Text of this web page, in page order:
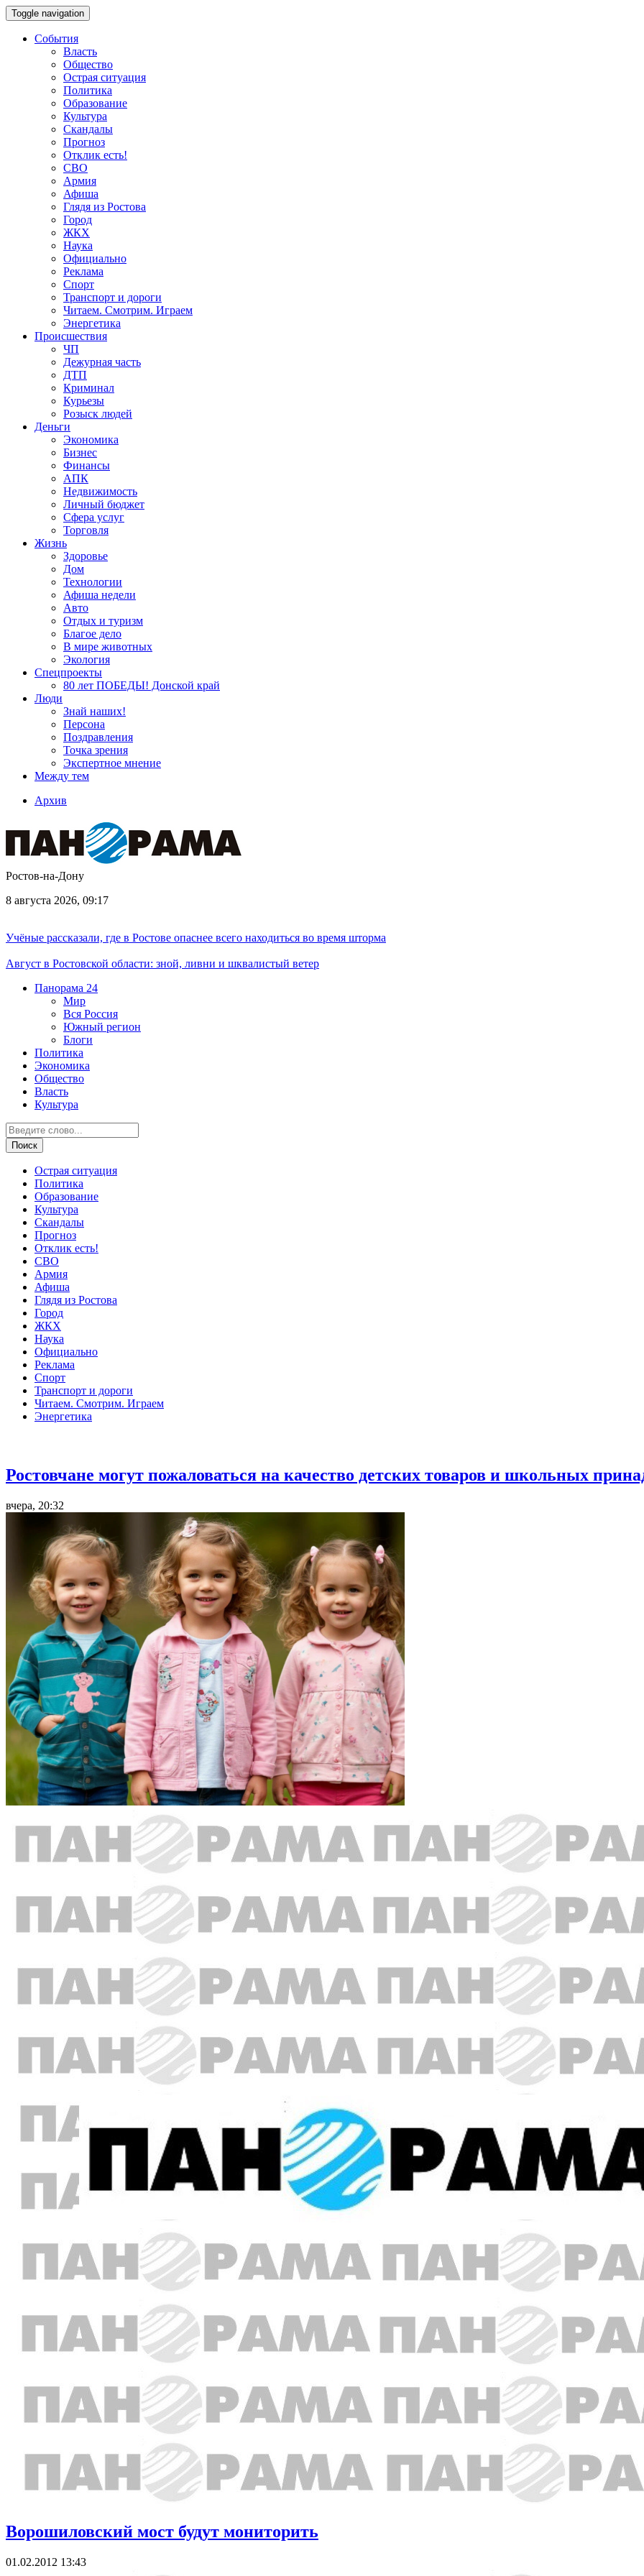
Toggle navigation
События
Власть
Общество
Острая ситуация
Политика
Образование
Культура
Скандалы
Прогноз
Отклик есть!
СВО
Армия
Афиша
Глядя из Ростова
Город
ЖКХ
Наука
Официально
Реклама
Спорт
Транспорт и дороги
Читаем. Смотрим. Играем
Энергетика
Происшествия
ЧП
Дежурная часть
ДТП
Криминал
Курьезы
Розыск людей
Деньги
Экономика
Бизнес
Финансы
АПК
Недвижимость
Личный бюджет
Сфера услуг
Торговля
Жизнь
Здоровье
Дом
Технологии
Афиша недели
Авто
Отдых и туризм
Благое дело
В мире животных
Экология
Спецпроекты
80 лет ПОБЕДЫ! Донской край
Люди
Знай наших!
Персона
Поздравления
Точка зрения
Экспертное мнение
Между тем
Архив
Ростов-на-Дону
8 августа 2026, 09:17
Учёные рассказали, где в Ростове опаснее всего находиться во время шторма
Август в Ростовской области: зной, ливни и шквалистый ветер
Панорама 24
Мир
Вся Россия
Южный регион
Блоги
Политика
Экономика
Общество
Власть
Культура
Острая ситуация
Политика
Образование
Культура
Скандалы
Прогноз
Отклик есть!
СВО
Армия
Афиша
Глядя из Ростова
Город
ЖКХ
Наука
Официально
Реклама
Спорт
Транспорт и дороги
Читаем. Смотрим. Играем
Энергетика
Ростовчане могут пожаловаться на качество детских товаров и школьных
вчера, 20:32
Ворошиловский мост будут мониторить
01.02.2012 13:43